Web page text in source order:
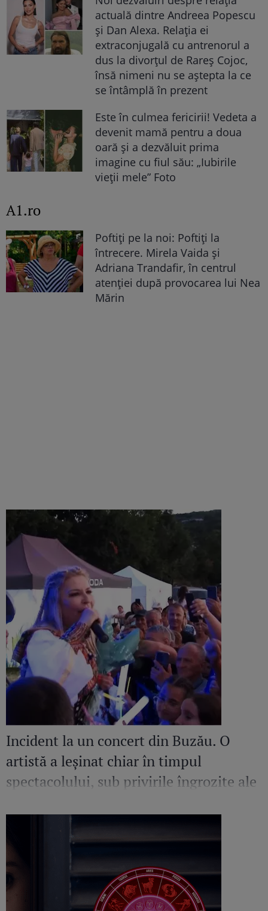
actuală dintre Andreea Popescu
și Dan Alexa. Relația ei
extraconjugală cu antrenorul a
dus la divorțul de Rareș Cojoc,
însă nimeni nu se aștepta la ce
se întâmplă în prezent
Este în culmea fericirii! Vedeta a
devenit mamă pentru a doua
oară și a dezvăluit prima
imagine cu fiul său: „Iubirile
vieții mele” Foto
A1.ro
Poftiți pe la noi: Poftiți la
întrecere. Mirela Vaida și
Adriana Trandafir, în centrul
atenției după provocarea lui Nea
Mărin
Incident la un concert din Buzău. O
artistă a leșinat chiar în timpul
spectacolului, sub privirile îngrozite ale